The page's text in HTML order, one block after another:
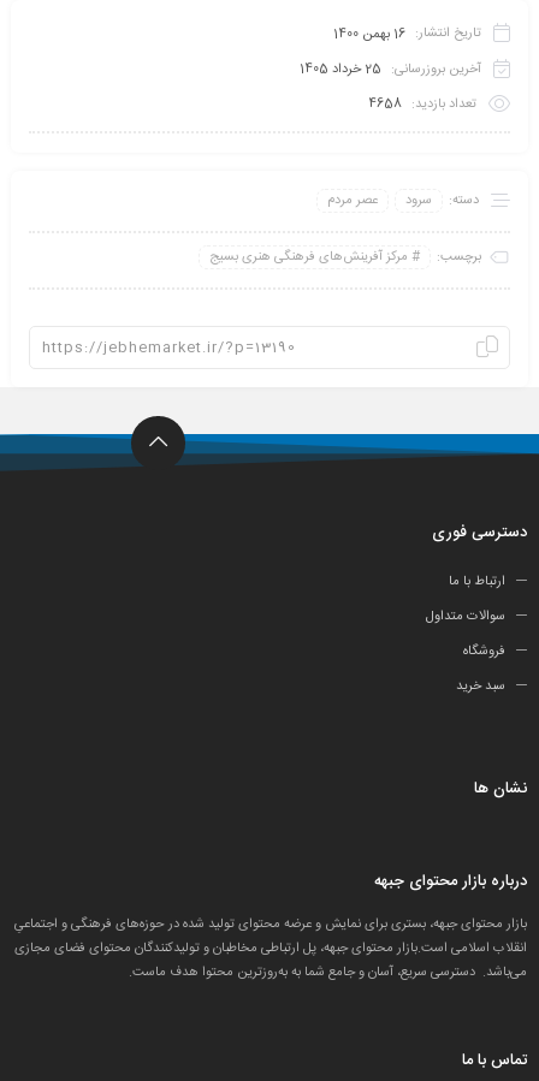
تاریخ انتشار: 16 بهمن 1400
آخرین بروزرسانی: 25 خرداد 1405
تعداد بازدید: 4658
دسته: سرود عصر مردم
برچسب: مرکز آفرینش‌های فرهنگی هنری بسیج
دسترسی فوری
ارتباط با ما
سوالات متداول
فروشگاه
سبد خرید
نشان ها
درباره بازار محتوای جبهه
بازار محتوای جبهه، بستری برای نمایش و عرضه محتوای تولید شده در حوزه‌های فرهنگی و اجتماعیِ
انقلاب اسلامی است.بازار محتوای جبهه، پل ارتباطی مخاطبان و تولید‌کنندگان محتوای فضای مجازی
می‌باشد. دسترسی سریع، آسان و جامع شما به به‌روزترین محتوا هدف ماست.
تماس با ما